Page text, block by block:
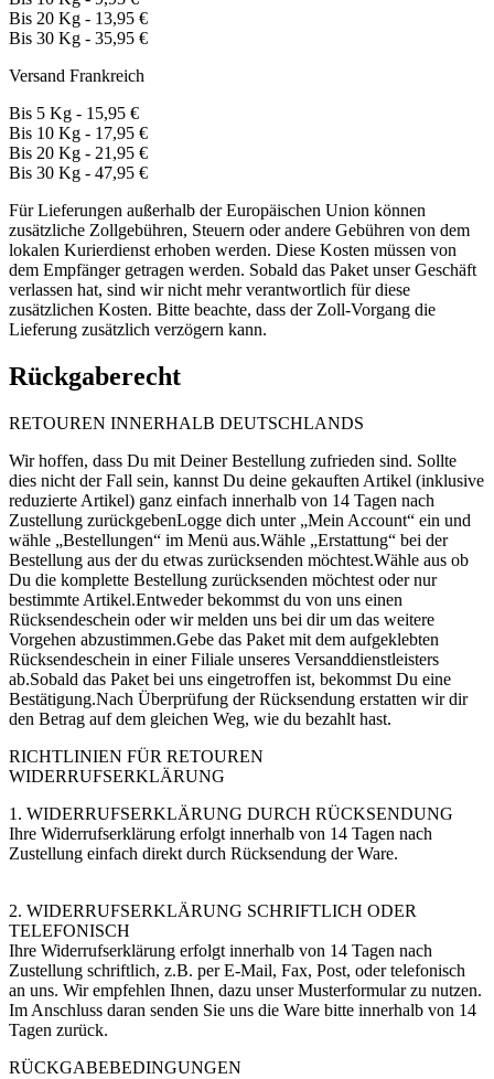
Bis 20 Kg - 13,95 €
Bis 30 Kg - 35,95 €
Versand Frankreich
Bis 5 Kg - 15,95 €
Bis 10 Kg - 17,95 €
Bis 20 Kg - 21,95 €
Bis 30 Kg - 47,95 €
Für Lieferungen außerhalb der Europäischen Union können
zusätzliche Zollgebühren, Steuern oder andere Gebühren von dem
lokalen Kurierdienst erhoben werden. Diese Kosten müssen von
dem Empfänger getragen werden. Sobald das Paket unser Geschäft
verlassen hat, sind wir nicht mehr verantwortlich für diese
zusätzlichen Kosten. Bitte beachte, dass der Zoll-Vorgang die
Lieferung zusätzlich verzögern kann.
Rückgaberecht
RETOUREN INNERHALB DEUTSCHLANDS
Wir hoffen, dass Du mit Deiner Bestellung zufrieden sind. Sollte
dies nicht der Fall sein, kannst Du deine gekauften Artikel (inklusive
reduzierte Artikel) ganz einfach innerhalb von 14 Tagen nach
Zustellung zurückgebenLogge dich unter „Mein Account“ ein und
wähle „Bestellungen“ im Menü aus.Wähle „Erstattung“ bei der
Bestellung aus der du etwas zurücksenden möchtest.Wähle aus ob
Du die komplette Bestellung zurücksenden möchtest oder nur
bestimmte Artikel.Entweder bekommst du von uns einen
Rücksendeschein oder wir melden uns bei dir um das weitere
Vorgehen abzustimmen.Gebe das Paket mit dem aufgeklebten
Rücksendeschein in einer Filiale unseres Versanddienstleisters
ab.Sobald das Paket bei uns eingetroffen ist, bekommst Du eine
Bestätigung.Nach Überprüfung der Rücksendung erstatten wir dir
den Betrag auf dem gleichen Weg, wie du bezahlt hast.
RICHTLINIEN FÜR RETOUREN
WIDERRUFSERKLÄRUNG
1. WIDERRUFSERKLÄRUNG DURCH RÜCKSENDUNG
Ihre Widerrufserklärung erfolgt innerhalb von 14 Tagen nach
Zustellung einfach direkt durch Rücksendung der Ware.
2. WIDERRUFSERKLÄRUNG SCHRIFTLICH ODER
TELEFONISCH
Ihre Widerrufserklärung erfolgt innerhalb von 14 Tagen nach
Zustellung schriftlich, z.B. per E-Mail, Fax, Post, oder telefonisch
an uns. Wir empfehlen Ihnen, dazu unser Musterformular zu nutzen.
Im Anschluss daran senden Sie uns die Ware bitte innerhalb von 14
Tagen zurück.
RÜCKGABEBEDINGUNGEN